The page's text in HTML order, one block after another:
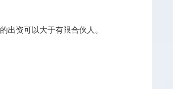
资可以大于有限合伙人。